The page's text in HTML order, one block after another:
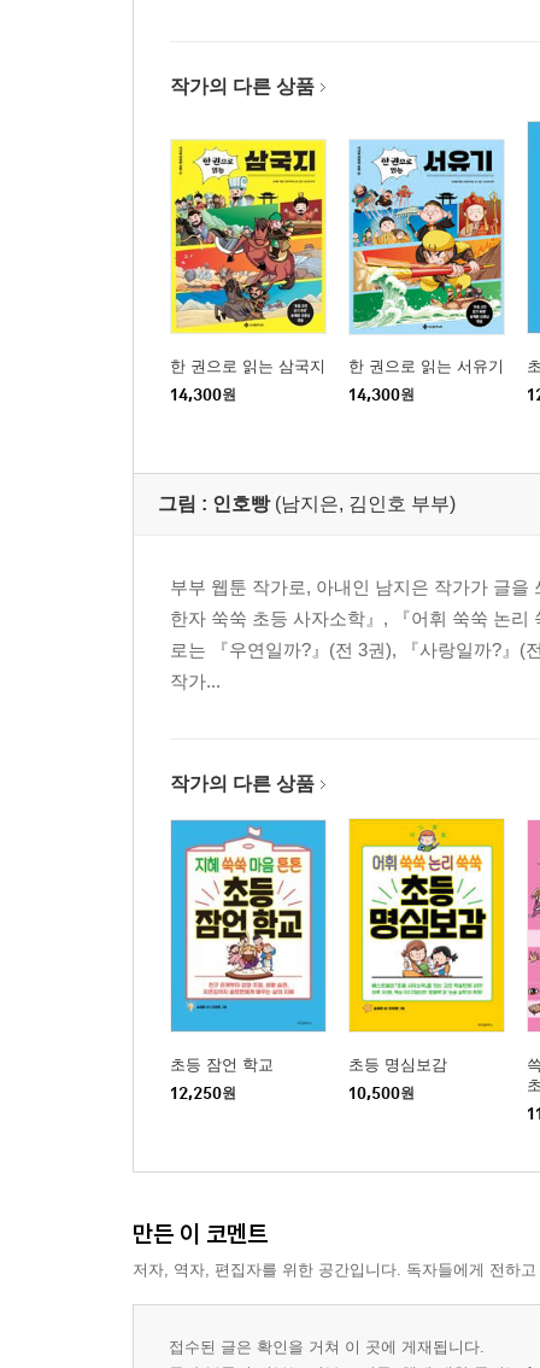
작가의 다른 상품
한 권으로 읽는 삼국지
14,300원
한 권으로 읽는 서유기
14,300원
그림 : 인호빵 (남지은, 김인호 부부)
부부 웹툰 작가로, 아내인 남지은 작가가 글
한자 쑥쑥 초등 사자소학』, 『어휘 쑥쑥 논
로는 『우연일까?』(전 3권), 『사랑일까?』(
작가...
작가의 다른 상품
초등 잠언 학교
12,250원
초등 명심보감
10,500원
만든 이 코멘트
저자, 역자, 편집자를 위한 공간입니다. 독자들에게 전하
접수된 글은 확인을 거쳐 이 곳에 게재됩니다.